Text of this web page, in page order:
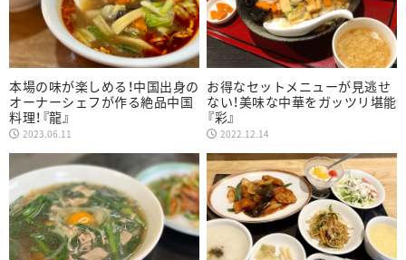
本場の味が楽しめる！中国出身の
オーナーシェフが作る絶品中国
料理！『龍』
2023.06.11
お得なセットメニューが見逃せ
ない！美味な中華をガッツリ堪能
『彩』
2022.12.14